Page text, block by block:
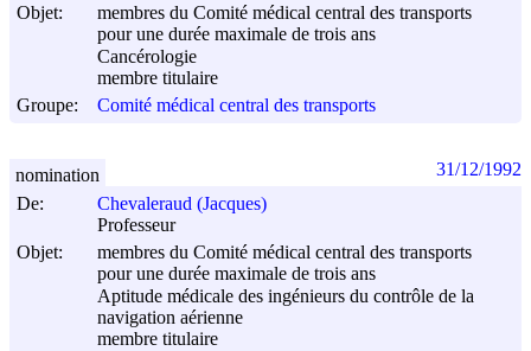
Objet:
membres du Comité médical central des transports
pour une durée maximale de trois ans
Cancérologie
membre titulaire
Groupe:
Comité médical central des transports
De:
Chevaleraud (Jacques)
Professeur
Objet:
membres du Comité médical central des transports
pour une durée maximale de trois ans
Aptitude médicale des ingénieurs du contrôle de la
navigation aérienne
membre titulaire
nomination 31/12/1992